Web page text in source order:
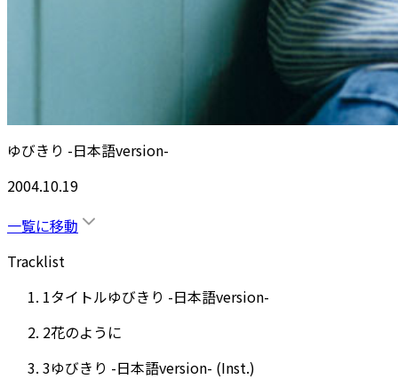
ゆびきり -日本語version-
2004.10.19
一覧に移動
Tracklist
1タイトルゆびきり -日本語version-
2花のように
3ゆびきり -日本語version- (Inst.)